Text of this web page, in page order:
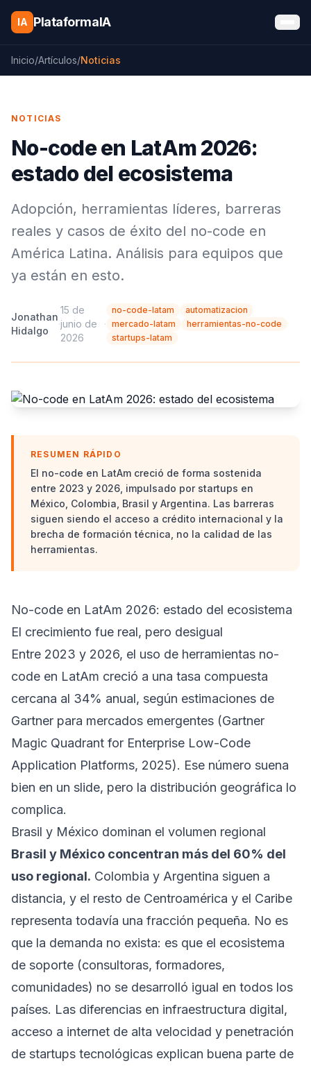
Saltar al contenido
IA PlataformaIA
Inicio/Artículos/Noticias
NOTICIAS
No-code en LatAm 2026:
estado del ecosistema
Adopción, herramientas líderes, barreras
reales y casos de éxito del no-code en
América Latina. Análisis para equipos que
ya están en esto.
Jonathan
Hidalgo
·
15 de
junio de
2026
·
no-code-latam
automatizacion
mercado-latam
herramientas-no-code
startups-latam
RESUMEN RÁPIDO
El no-code en LatAm creció de forma sostenida
entre 2023 y 2026, impulsado por startups en
México, Colombia, Brasil y Argentina. Las barreras
siguen siendo el acceso a crédito internacional y la
brecha de formación técnica, no la calidad de las
herramientas.
No-code en LatAm 2026: estado del ecosistema
El crecimiento fue real, pero desigual
Entre 2023 y 2026, el uso de herramientas no-
code en LatAm creció a una tasa compuesta
cercana al 34% anual, según estimaciones de
Gartner para mercados emergentes (Gartner
Magic Quadrant for Enterprise Low-Code
Application Platforms, 2025). Ese número suena
bien en un slide, pero la distribución geográfica lo
complica.
Brasil y México dominan el volumen regional
Brasil y México concentran más del 60% del
uso regional. Colombia y Argentina siguen a
distancia, y el resto de Centroamérica y el Caribe
representa todavía una fracción pequeña. No es
que la demanda no exista: es que el ecosistema
de soporte (consultoras, formadores,
comunidades) no se desarrolló igual en todos los
países. Las diferencias en infraestructura digital,
acceso a internet de alta velocidad y penetración
de startups tecnológicas explican buena parte de